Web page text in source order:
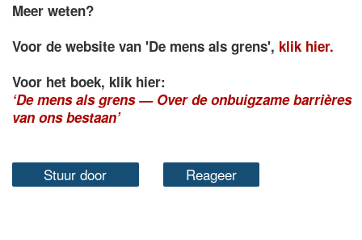
Meer weten?
Voor de website van 'De mens als grens', klik hier.
Voor het boek, klik hier:
‘De mens als grens — Over de onbuigzame barrières
van ons bestaan’
Stuur door Reageer